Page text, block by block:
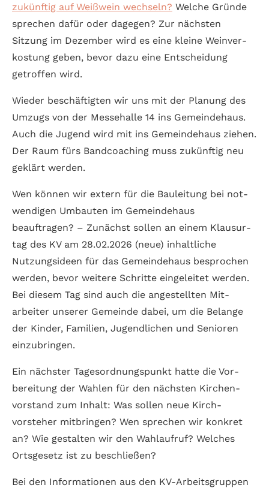
zukünftig auf Weiß­wein wechseln? Welche Gründe
sprechen dafür oder da­gegen? Zur nächsten
Sitzung im Dezember wird es eine kleine Wein­ver­
kostung geben, bevor dazu eine Ent­scheidung
getroffen wird.
Wieder beschäft­igten wir uns mit der Planung des
Umzugs von der Messe­halle 14 ins Gemeinde­haus.
Auch die Jugend wird mit ins Gemeinde­haus ziehen.
Der Raum fürs Band­coaching muss zukünftig neu
geklärt werden.
Wen können wir extern für die Bau­leitung bei not­
wen­digen Um­bauten im Gemeinde­haus
beauftragen? – Zunächst sollen an einem Klausur­
tag des KV am 28.02.2026 (neue) inhaltliche
Nutzungs­ideen für das Gemeinde­haus besprochen
werden, bevor weitere Schritte ein­ge­leitet werden.
Bei diesem Tag sind auch die ange­stellten Mit­
arbeiter unserer Gemeinde dabei, um die Belange
der Kinder, Familien, Jugend­lichen und Senioren
ein­zu­bringen.
Ein nächster Tages­ordnungs­punkt hatte die Vor­
bereitung der Wahlen für den nächsten Kirchen­
vorstand zum Inhalt: Was sollen neue Kirch­
vorsteher mitbringen? Wen sprechen wir konkret
an? Wie gestalten wir den Wahl­aufruf? Welches
Orts­gesetz ist zu beschließen?
Bei den Infor­mationen aus den KV-Arbeits­gruppen